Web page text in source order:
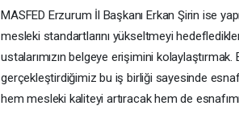
MASFED Erzurum İl Başkanı Erkan Şirin ise
mesleki standartlarını yükseltmeyi
ustalarımızın belgeye erişimini
gerçekleştirdiğimiz bu iş birliği sayesinde
hem mesleki kaliteyi artıracak hem de